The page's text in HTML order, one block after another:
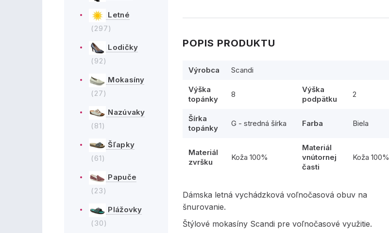
Letné
(297)
Lodičky
(92)
Mokasíny
(27)
Nazúvaky
(81)
Šľapky
(61)
Papuče
(23)
Plážovky
(30)
POPIS PRODUKTU
Výrobca Scandi
Výška
topánky
8
Výška
podpätku
2
Šírka
topánky
G - stredná šírka Farba Biela
Materiál
zvršku
Koža 100%
Materiál
vnútornej
časti
Koža 100%
Dámska letná vychádzková voľnočasová obuv na
šnurovanie.
Štýlové mokasíny Scandi pre voľnočasové využitie.